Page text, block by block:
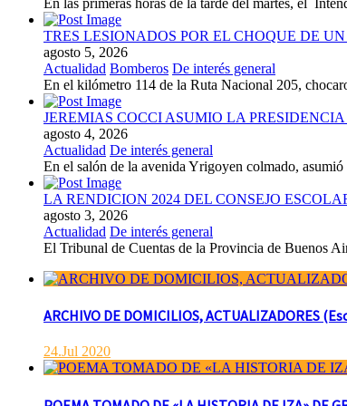
TRES LESIONADOS POR EL CHOQUE DE
agosto 5, 2026
Actualidad Bomberos De interés general
En el kilómetro 114 de la Ruta Nacional 205,
JEREMIAS COCCI ASUMIO LA
agosto 4, 2026
Actualidad De interés general
En el salón de la avenida Yrigoyen colmado,
LA RENDICION 2024 DEL CONSEJO
agosto 3, 2026
Actualidad De interés general
El Tribunal de Cuentas de la Provincia de Buenos
ARCHIVO DE DOMICILIOS, ACTUALIZADORES
24.Jul 2020